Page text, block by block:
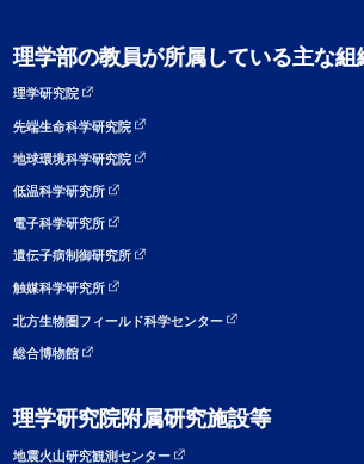
理学部の教員が所属している主な組
理学研究院
先端生命科学研究院
地球環境科学研究院
低温科学研究所
電子科学研究所
遺伝子病制御研究所
触媒科学研究所
北方生物圏フィールド科学センター
総合博物館
理学研究院附属研究施設等
地震火山研究観測センター